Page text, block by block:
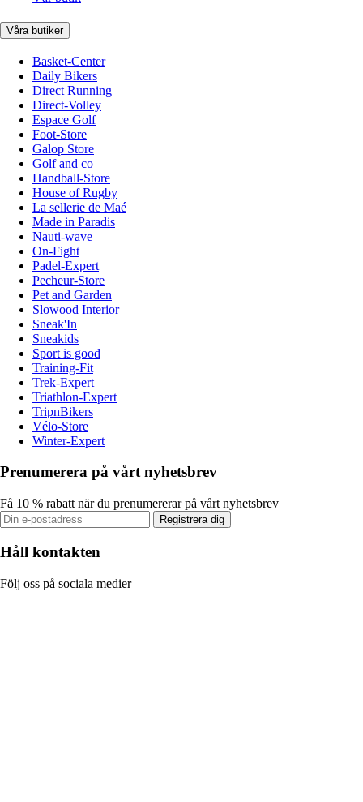
Våra butiker
Basket-Center
Daily Bikers
Direct Running
Direct-Volley
Espace Golf
Foot-Store
Galop Store
Golf and co
Handball-Store
House of Rugby
La sellerie de Maé
Made in Paradis
Nauti-wave
On-Fight
Padel-Expert
Pecheur-Store
Pet and Garden
Slowood Interior
Sneak'In
Sneakids
Sport is good
Training-Fit
Trek-Expert
Triathlon-Expert
TripnBikers
Vélo-Store
Winter-Expert
Prenumerera på vårt nyhetsbrev
Få 10 % rabatt när du prenumererar på vårt nyhetsbrev
Registrera dig
Håll kontakten
Följ oss på sociala medier